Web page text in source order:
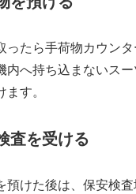
ったら手荷物カウン
内へ持ち込まないス
す。
査を受ける
預けた後は、保安検